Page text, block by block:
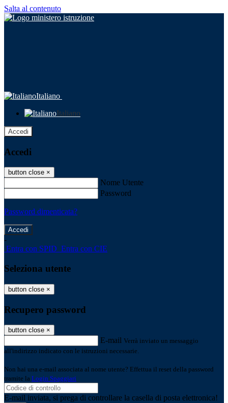
Salta al contenuto
Italiano
Italiano
Accedi
Accedi
button close ×
Nome Utente
Password
Password dimenticata?
-
Entra con SPID Entra con CIE
Seleziona utente
button close ×
Recupero password
button close ×
E-mail Verrà inviato un messaggio
all'indirizzo indicato con le istruzioni necessarie.
Non hai una e-mail associata al nome utente? Effettua il reset della password
tramite la Login Spaggiari
E-mail inviata, si prega di controllare la casella di posta elettronica!